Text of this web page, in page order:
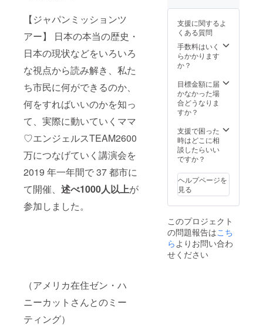
【ジャパンミッションツ
アー】 日本の本当の歴史・
日本の現状などをいろいろ
な視点から読み解き、私た
ち市⺠に何ができるのか、
何をすればいいのかを知っ
て、実際に動いていくママ
♡エンジェルスTEAM2600
万につなげていく講演会を
2019 年一年間で 37 都市に
て開催、 述べ1000人以上が
参加しました。
（アメリカ在住ゼン・ハ
ニーカットさんとのミー
ティング）
やおに
ぎりに
して
も、モ
チモチ
感がそ
さんの
食が進
むと
池田さ
んは玄
米にし
ても美
召し上
もらえ
るよ
う、 栽
培に工
夫を凝
らして
いま
剤など
一切不
使用。
ゲノム
編集で
ない、
性不稔
でな
い、遺
でない
苗で
す。 ク
イーン
ペリ
オー
ル コ
レク
に位置
し、 限
定生産
のプレ
ミアリ
ワール
ダー」
から オ
リジナ
ルデザ
ネック
レスを
お届け
18金ピ
ンク
ゴール
ドの
レスは
本物志
向の大
人の女
ぴった
りで
す。 た
て1.2㍉
×よこ8
支援に関するよ
くある質問
手数料はいく
らかかります
か？
目標金額に届
かなかった場
合どうなりま
すか？
支援で困った
時はどこに相
談したらいい
ですか？
ヘルプページを
見る
このプロジェクト
の問題報告はこち
らよりお問い合わ
せください